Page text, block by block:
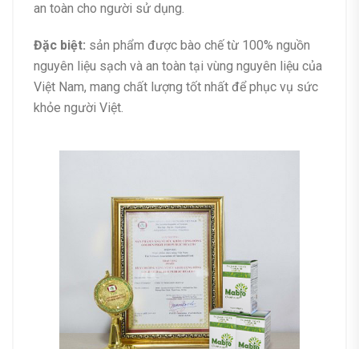
an toàn cho người sử dụng.
Đặc biệt: sản phẩm được bào chế từ 100% nguồn
nguyên liệu sạch và an toàn tại vùng nguyên liệu của
Việt Nam, mang chất lượng tốt nhất để phục vụ sức
khỏe người Việt.